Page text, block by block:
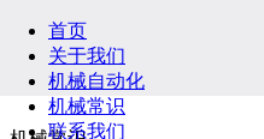
首页
关于我们
机械自动化
机械常识
联系我们